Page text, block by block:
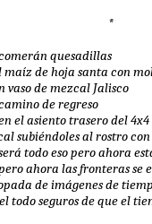
*
quesadillas
de hoja santa con
vaso de mezcal Jalisco
de regreso
el asiento trasero del 4x4
subiéndoles al rostro con
todo eso pero ahora
ahora las fronteras se
de imágenes de
todo seguros de que el